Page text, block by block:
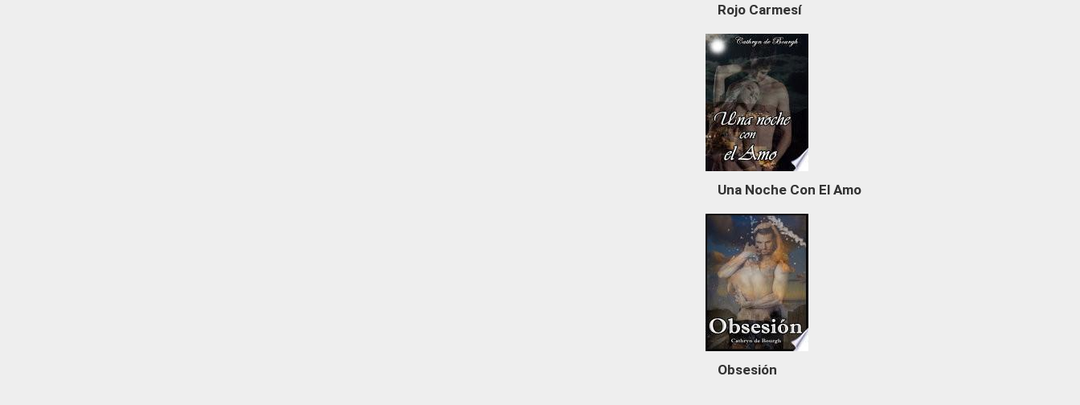
Rojo Carmesí
Una Noche Con El Amo
Obsesión